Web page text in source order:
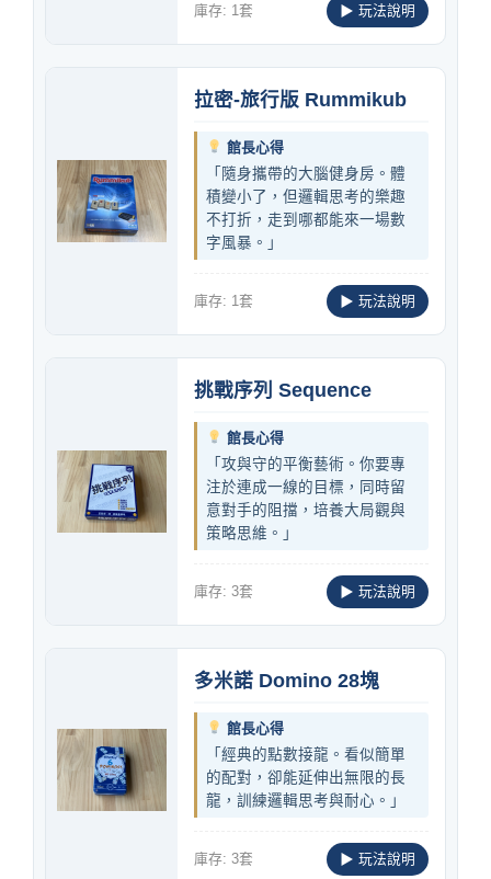
庫存: 1套 ▶ 玩法說明
拉密-旅行版 Rummikub
館長心得
「隨身攜帶的大腦健身房。體
積變小了，但邏輯思考的樂趣
不打折，走到哪都能來一場數
字風暴。」
庫存: 1套 ▶ 玩法說明
挑戰序列 Sequence
館長心得
「攻與守的平衡藝術。你要專
注於連成一線的目標，同時留
意對手的阻擋，培養大局觀與
策略思維。」
庫存: 3套 ▶ 玩法說明
多米諾 Domino 28塊
館長心得
「經典的點數接龍。看似簡單
的配對，卻能延伸出無限的長
龍，訓練邏輯思考與耐心。」
庫存: 3套 ▶ 玩法說明